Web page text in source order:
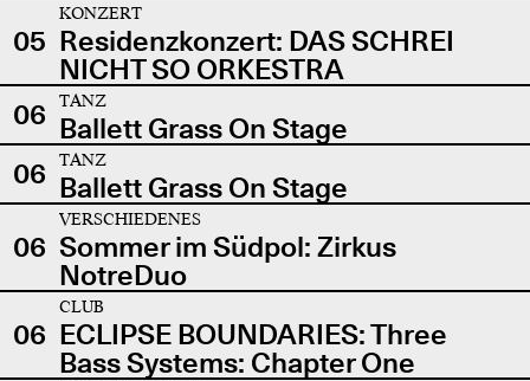
05
KONZERT
Residenzkonzert: DAS SCHREI
NICHT SO ORKESTRA
06
TANZ
Ballett Grass On Stage
06
TANZ
Ballett Grass On Stage
06
VERSCHIEDENES
Sommer im Südpol: Zirkus
NotreDuo
06
CLUB
ECLIPSE BOUNDARIES: Three
Bass Systems: Chapter One